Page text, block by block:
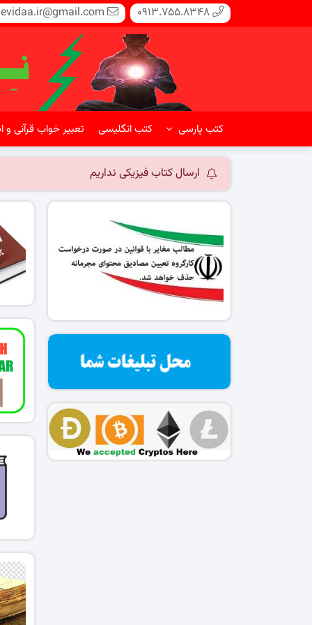
0913.755.8348
کتب پارسی کتب انگلیسی تعبیر خواب قرآنی و
ارسال کتاب فیزیکی نداریم